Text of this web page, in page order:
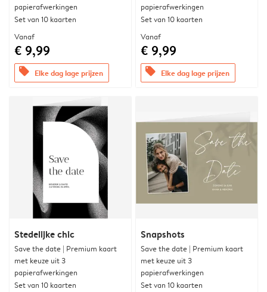
papierafwerkingen
Set van 10 kaarten
Vanaf
€ 9,99
offers Elke dag lage prijzen
papierafwerkingen
Set van 10 kaarten
Vanaf
€ 9,99
offers Elke dag lage prijzen
Stedelijke chic
Save the date | Premium kaart
met keuze uit 3
papierafwerkingen
Set van 10 kaarten
Snapshots
Save the date | Premium kaart
met keuze uit 3
papierafwerkingen
Set van 10 kaarten